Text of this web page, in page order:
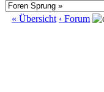
« Übersicht ‹ Forum